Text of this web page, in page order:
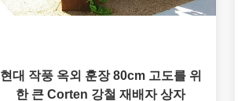
현대 작풍 옥외 훈장 80cm 고도를 위
한 큰 Corten 강철 재배자 상자